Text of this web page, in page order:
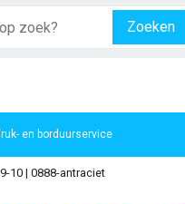
Zoeken
en borduurservice
10 | 0888-antraciet